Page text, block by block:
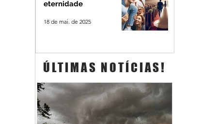
eternidade
18 de mai. de 2025
ÚLTIMAS NOTÍCIAS!